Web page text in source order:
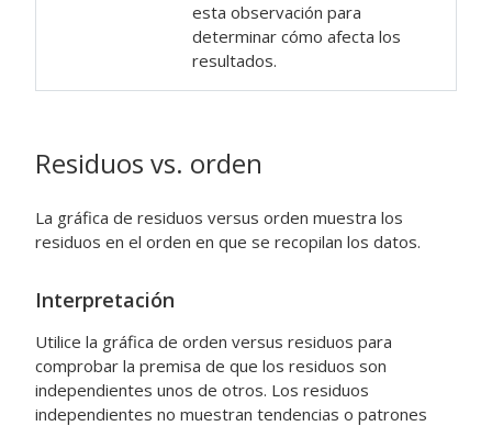
esta observación para
determinar cómo afecta los
resultados.
Residuos vs. orden
La gráfica de residuos versus orden muestra los
residuos en el orden en que se recopilan los datos.
Interpretación
Utilice la gráfica de orden versus residuos para
comprobar la premisa de que los residuos son
independientes unos de otros. Los residuos
independientes no muestran tendencias o patrones